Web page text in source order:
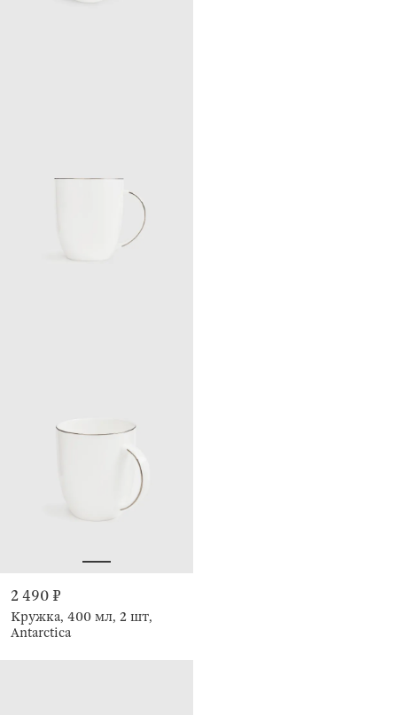
2 490 ₽
Кружка, 400 мл, 2 шт,
Antarctica